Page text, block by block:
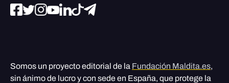
Somos un proyecto editorial de la Fundación Maldita.es,
sin ánimo de lucro y con sede en España, que protege la